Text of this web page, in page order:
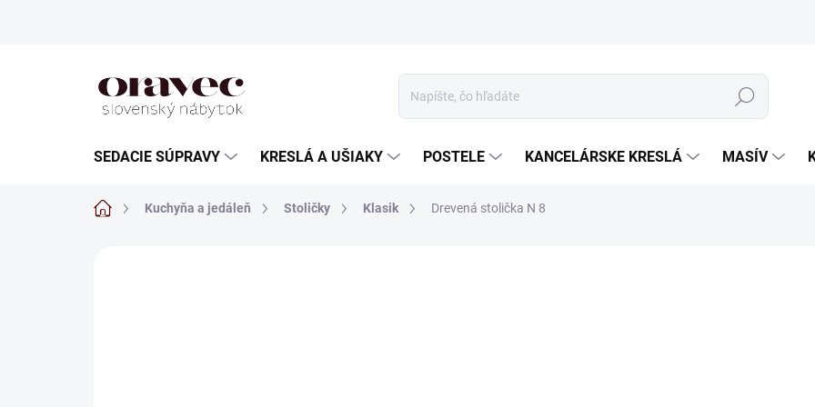
Hľadať
SEDACIE SÚPRAVY KRESLÁ A UŠIAKY POSTELE KANCELÁRSKE KRESLÁ MASÍV
DomovKuchyňa a jedáleň Stoličky Klasik Drevená stolička N 8